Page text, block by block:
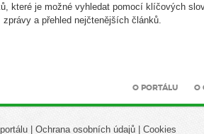
které je možné vyhledat pomocí klíčových
zprávy a přehled nejčtenějších článků.
O PORTÁLU O
| Ochrana osobních údajů | Cookies